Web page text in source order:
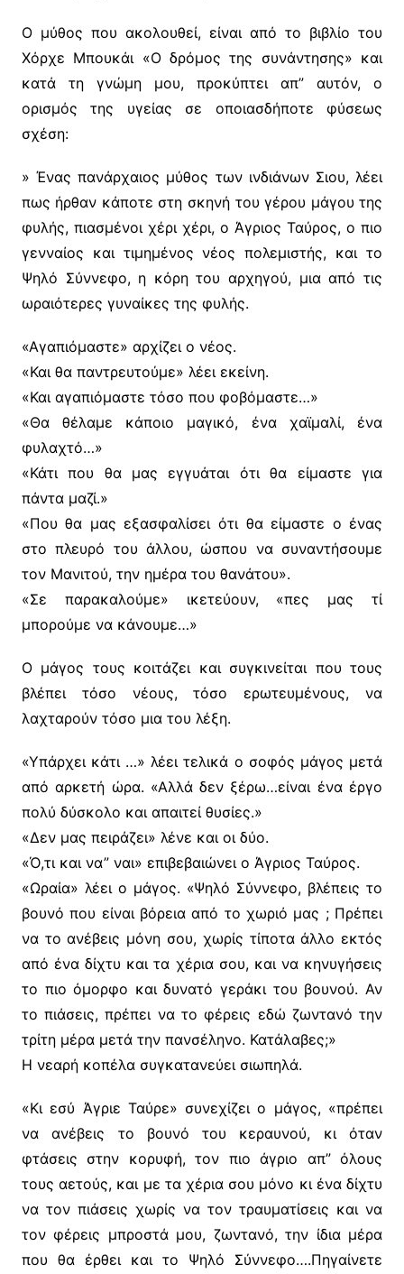
Ο μύθος που ακολουθεί, είναι από το βιβλίο του
Χόρχε Μπουκάι «Ο δρόμος της συνάντησης» και
κατά τη γνώμη μου, προκύπτει απ” αυτόν, ο
ορισμός της υγείας σε οποιασδήποτε φύσεως
σχέση:
» Ένας πανάρχαιος μύθος των ινδιάνων Σιου, λέει
πως ήρθαν κάποτε στη σκηνή του γέρου μάγου της
φυλής, πιασμένοι χέρι χέρι, ο Άγριος Ταύρος, ο πιο
γενναίος και τιμημένος νέος πολεμιστής, και το
Ψηλό Σύννεφο, η κόρη του αρχηγού, μια από τις
ωραιότερες γυναίκες της φυλής.
«Αγαπιόμαστε» αρχίζει ο νέος.
«Και θα παντρευτούμε» λέει εκείνη.
«Και αγαπιόμαστε τόσο που φοβόμαστε…»
«Θα θέλαμε κάποιο μαγικό, ένα χαϊμαλί, ένα
φυλαχτό…»
«Κάτι που θα μας εγγυάται ότι θα είμαστε για
πάντα μαζί.»
«Που θα μας εξασφαλίσει ότι θα είμαστε ο ένας
στο πλευρό του άλλου, ώσπου να συναντήσουμε
τον Μανιτού, την ημέρα του θανάτου».
«Σε παρακαλούμε» ικετεύουν, «πες μας τί
μπορούμε να κάνουμε…»
Ο μάγος τους κοιτάζει και συγκινείται που τους
βλέπει τόσο νέους, τόσο ερωτευμένους, να
λαχταρούν τόσο μια του λέξη.
«Υπάρχει κάτι …» λέει τελικά ο σοφός μάγος μετά
από αρκετή ώρα. «Αλλά δεν ξέρω…είναι ένα έργο
πολύ δύσκολο και απαιτεί θυσίες.»
«Δεν μας πειράζει» λένε και οι δύο.
«Ό,τι και να” ναι» επιβεβαιώνει ο Άγριος Ταύρος.
«Ωραία» λέει ο μάγος. «Ψηλό Σύννεφο, βλέπεις το
βουνό που είναι βόρεια από το χωριό μας ; Πρέπει
να το ανέβεις μόνη σου, χωρίς τίποτα άλλο εκτός
από ένα δίχτυ και τα χέρια σου, και να κηνυγήσεις
το πιο όμορφο και δυνατό γεράκι του βουνού. Αν
το πιάσεις, πρέπει να το φέρεις εδώ ζωντανό την
τρίτη μέρα μετά την πανσέληνο. Κατάλαβες;»
Η νεαρή κοπέλα συγκατανεύει σιωπηλά.
«Κι εσύ Άγριε Ταύρε» συνεχίζει ο μάγος, «πρέπει
να ανέβεις το βουνό του κεραυνού, κι όταν
φτάσεις στην κορυφή, τον πιο άγριο απ” όλους
τους αετούς, και με τα χέρια σου μόνο κι ένα δίχτυ
να τον πιάσεις χωρίς να τον τραυματίσεις και να
τον φέρεις μπροστά μου, ζωντανό, την ίδια μέρα
που θα έρθει και το Ψηλό Σύννεφο….Πηγαίνετε